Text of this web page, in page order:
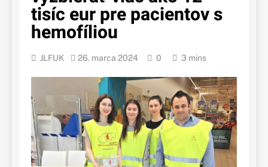
tisíc eur pre pacientov s
hemofíliou
JLFUK 26. marca 2024 0 3 mins